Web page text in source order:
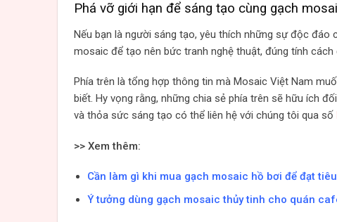
Phá vỡ giới hạn để sáng tạo cùng gạch
Nếu bạn là người sáng tạo, yêu thích những sự độc
mosaic để tạo nên bức tranh nghệ thuật, đúng tính
Phía trên là tổng hợp thông tin mà Mosaic Việt Nam
biết. Hy vọng rằng, những chia sẻ phía trên sẽ hữu ích
và thỏa sức sáng tạo có thể liên hệ với chúng tôi qua số
>> Xem thêm:
Cần làm gì khi mua gạch mosaic hồ bơi để đạt
Ý tưởng dùng gạch mosaic thủy tinh cho quán